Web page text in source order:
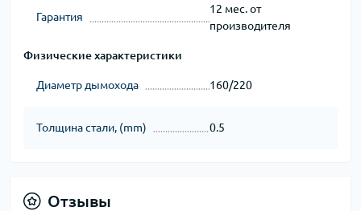
Гарантия
12 мес. от
производителя
Физические характеристики
Диаметр дымохода 160/220
Толщина стали, (mm) 0.5
Отзывы